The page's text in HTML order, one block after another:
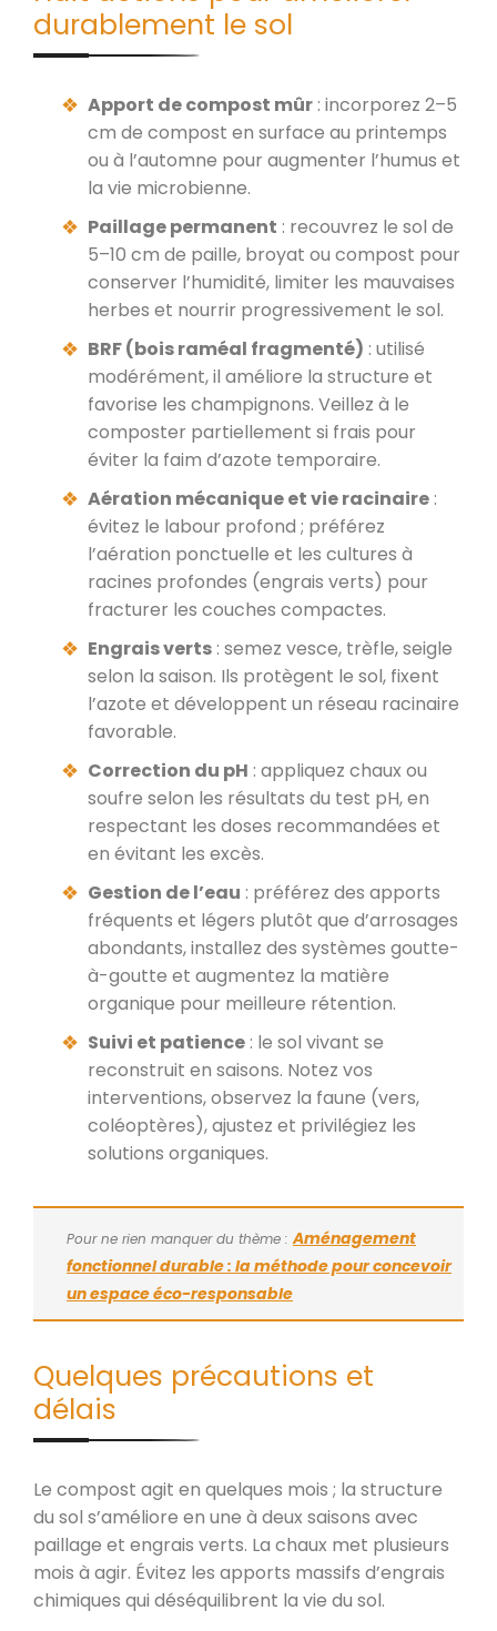
durablement le sol
Apport de compost mûr : incorporez 2–5
cm de compost en surface au printemps
ou à l’automne pour augmenter l’humus et
la vie microbienne.
Paillage permanent : recouvrez le sol de
5–10 cm de paille, broyat ou compost pour
conserver l’humidité, limiter les mauvaises
herbes et nourrir progressivement le sol.
BRF (bois raméal fragmenté) : utilisé
modérément, il améliore la structure et
favorise les champignons. Veillez à le
composter partiellement si frais pour
éviter la faim d’azote temporaire.
Aération mécanique et vie racinaire :
évitez le labour profond ; préférez
l’aération ponctuelle et les cultures à
racines profondes (engrais verts) pour
fracturer les couches compactes.
Engrais verts : semez vesce, trèfle, seigle
selon la saison. Ils protègent le sol, fixent
l’azote et développent un réseau racinaire
favorable.
Correction du pH : appliquez chaux ou
soufre selon les résultats du test pH, en
respectant les doses recommandées et
en évitant les excès.
Gestion de l’eau : préférez des apports
fréquents et légers plutôt que d’arrosages
abondants, installez des systèmes goutte-
à-goutte et augmentez la matière
organique pour meilleure rétention.
Suivi et patience : le sol vivant se
reconstruit en saisons. Notez vos
interventions, observez la faune (vers,
coléoptères), ajustez et privilégiez les
solutions organiques.
Pour ne rien manquer du thème :Aménagement
fonctionnel durable : la méthode pour concevoir
un espace éco-responsable
Quelques précautions et
délais
Le compost agit en quelques mois ; la structure
du sol s’améliore en une à deux saisons avec
paillage et engrais verts. La chaux met plusieurs
mois à agir. Évitez les apports massifs d’engrais
chimiques qui déséquilibrent la vie du sol.